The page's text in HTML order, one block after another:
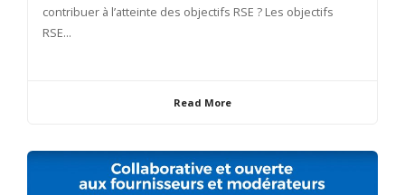
contribuer à l’atteinte des objectifs RSE ? Les objectifs
RSE...
Read More